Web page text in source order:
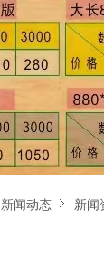
新闻动态 新闻